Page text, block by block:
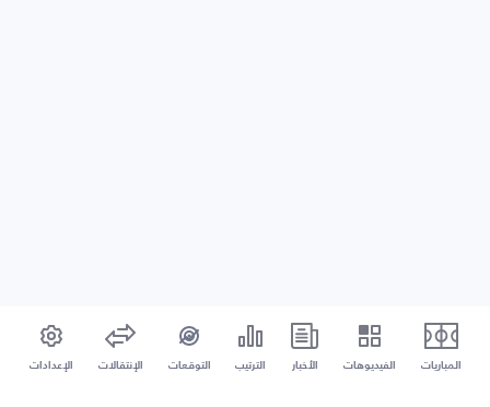
المباريات الفيديوهات الأخبار الترتيب التوقعات الإنتقالات الإعدادات